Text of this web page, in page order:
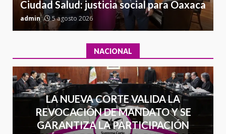
Ciudad Salud: justicia social para Oaxaca
admin 5 agosto 2026
NACIONAL
LA NUEVA CORTE VALIDA LA
REVOCACIÓN DE MANDATO Y SE
GARANTIZA LA PARTICIPACIÓN